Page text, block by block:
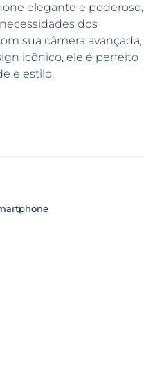
elegante e poderoso,
dos
sua câmera avançada,
icônico, ele é perfeito
e estilo.